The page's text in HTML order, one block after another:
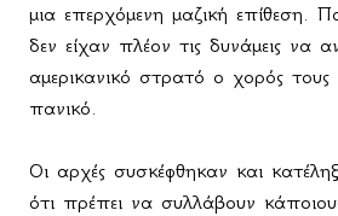
μια επερχόμενη μαζική επίθεση.
δεν είχαν πλέον τις δυνάμεις να
αμερικανικό στρατό ο χορός τους
πανικό.
Οι αρχές συσκέφθηκαν και
ότι πρέπει να συλλάβουν